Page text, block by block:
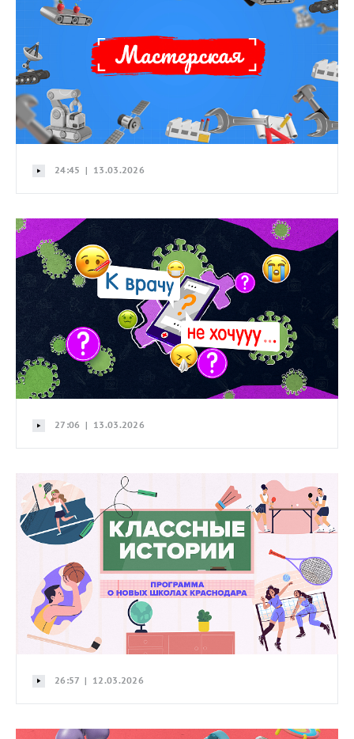
24:45 | 13.03.2026
27:06 | 13.03.2026
26:57 | 12.03.2026